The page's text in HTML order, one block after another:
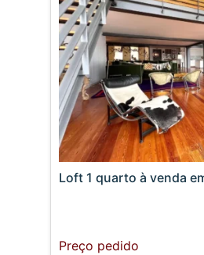
Loft 1 quarto à venda
Preço pedido